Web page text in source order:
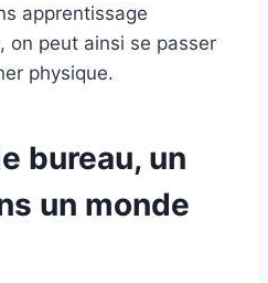
apprentissage
on peut ainsi se passer
physique.
bureau, un
un monde